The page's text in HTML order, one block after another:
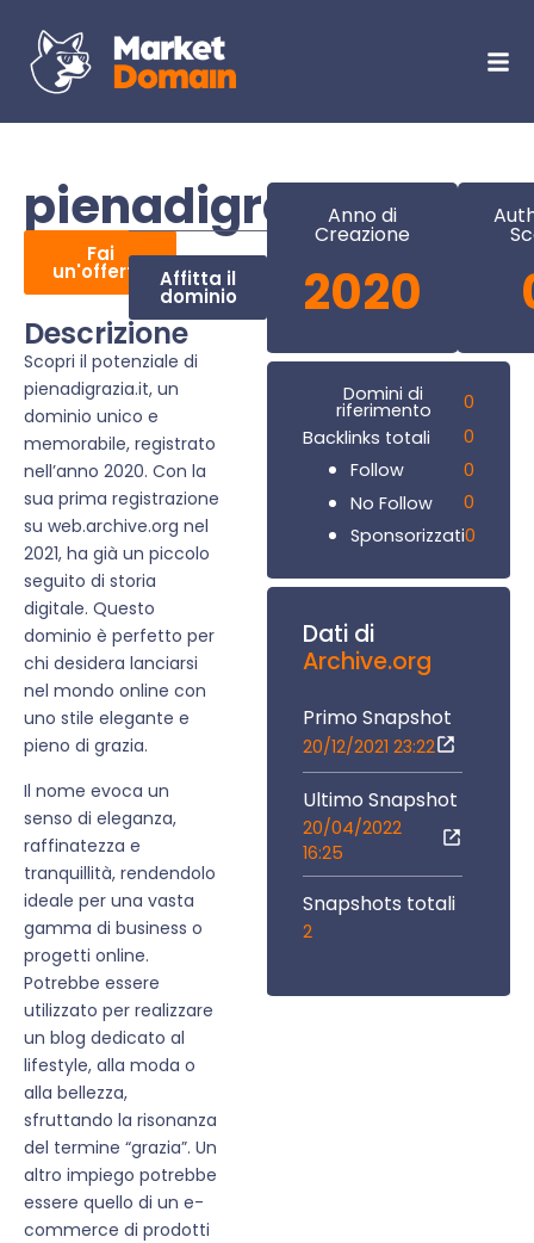
pienadigrazia.it
Fai
un'offerta Affitta il
dominio
Descrizione
Scopri il potenziale di
pienadigrazia.it, un
dominio unico e
memorabile, registrato
nell’anno 2020. Con la
sua prima registrazione
su web.archive.org nel
2021, ha già un piccolo
seguito di storia
digitale. Questo
dominio è perfetto per
chi desidera lanciarsi
nel mondo online con
uno stile elegante e
pieno di grazia.
Il nome evoca un
senso di eleganza,
raffinatezza e
tranquillità, rendendolo
ideale per una vasta
gamma di business o
progetti online.
Potrebbe essere
utilizzato per realizzare
un blog dedicato al
lifestyle, alla moda o
alla bellezza,
sfruttando la risonanza
del termine “grazia”. Un
altro impiego potrebbe
essere quello di un e-
commerce di prodotti
Anno di
Creazione
2020
Domini di
riferimento
0
Backlinks totali
0
Follow
0
No Follow
0
Sponsorizzati0
Dati di
Archive.org
Primo Snapshot
20/12/2021 23:22
Ultimo Snapshot
20/04/2022
16:25
Snapshots totali
2